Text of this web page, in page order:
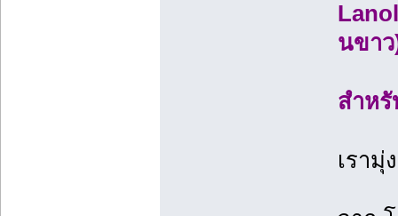
นขา
สำห
เรา